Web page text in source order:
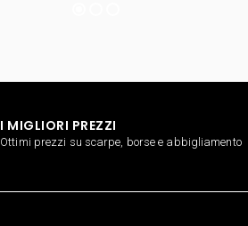
I MIGLIORI PREZZI
Ottimi prezzi su scarpe, borse e abbigliamento